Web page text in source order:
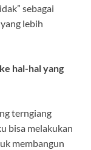
sebagai
lebih
hal-hal yang
terngiang
bisa melakukan
membangun